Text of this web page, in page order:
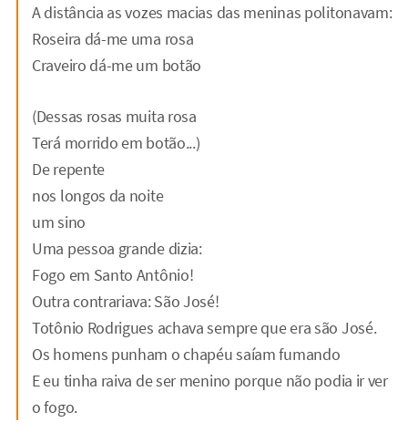
A distância as vozes macias das meninas politonavam:
Roseira dá-me uma rosa
Craveiro dá-me um botão
(Dessas rosas muita rosa
Terá morrido em botão...)
De repente
nos longos da noite
um sino
Uma pessoa grande dizia:
Fogo em Santo Antônio!
Outra contrariava: São José!
Totônio Rodrigues achava sempre que era são José.
Os homens punham o chapéu saíam fumando
E eu tinha raiva de ser menino porque não podia ir ver
o fogo.